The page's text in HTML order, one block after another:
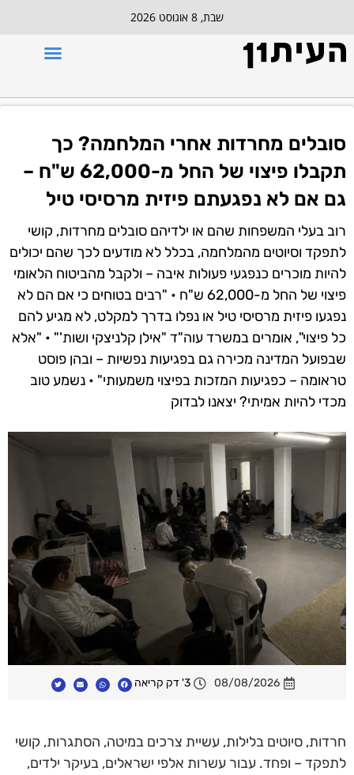
שבת, 8 אוגוסט 2026
סובלים מחרדות אחרי המלחמה? כך
תקבלו פיצוי של החל מ-62,000 ש"ח –
גם אם לא נפגעתם פיזית מרסיסי טיל
רוב בעלי המשפחות שהם או ילדיהם סובלים מחרדות, קושי
לתפקד וסיוטים מהמלחמה, בכלל לא מודעים לכך שהם יכולים
להיות מוכרים כנפגעי פעולות איבה – ולקבל מהביטוח הלאומי
פיצוי של החל מ-62,000 ש"ח • "רבים בטוחים כי אם הם לא
נפגעו פיזית מרסיסי טיל או נפלו בדרך למקלט, לא מגיע להם
כל פיצוי", אומרים במשרד עוה"ד "אילן קלניצקי ושות'" • "אלא
שבפועל המדינה מכירה גם בפגיעות נפשיות – ובהן פוסט
טראומה – כפגיעות המזכות בפיצוי משמעותי" • נשמע טוב
מכדי להיות אמיתי? יצאנו לבדוק
08/08/2026 3' דק קריאה
חרדות, סיוטים בלילות, עשיית צרכים במיטה, הסתגרות, קושי
לתפקד – ופחד. עבור עשרות אלפי ישראלים, בעיקר ילדים,